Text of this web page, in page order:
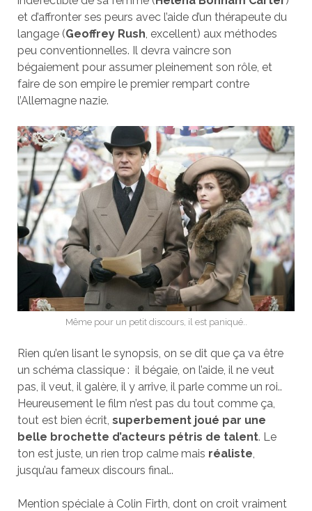
et d’affronter ses peurs avec l’aide d’un thérapeute du
langage (Geoffrey Rush, excellent) aux méthodes
peu conventionnelles. Il devra vaincre son
bégaiement pour assumer pleinement son rôle, et
faire de son empire le premier rempart contre
l’Allemagne nazie.
Même pour un petit discours, il est paniqué..
Rien qu’en lisant le synopsis, on se dit que ça va être
un schéma classique : il bégaie, on l’aide, il ne veut
pas, il veut, il galère, il y arrive, il parle comme un roi..
Heureusement le film n’est pas du tout comme ça,
tout est bien écrit, superbement joué par une
belle brochette d’acteurs pétris de talent. Le
ton est juste, un rien trop calme mais réaliste
jusqu’au fameux discours final..
Mention spéciale à Colin Firth, dont on croit vraiment